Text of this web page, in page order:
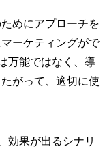
めにアプローチを
ーケティングがで
万能ではなく、導
がって、適切に使
効果が出るシナリ